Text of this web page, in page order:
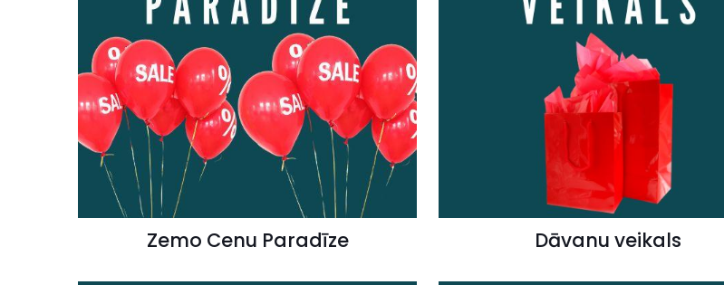
Zemo Cenu Paradīze Dāvanu veikals